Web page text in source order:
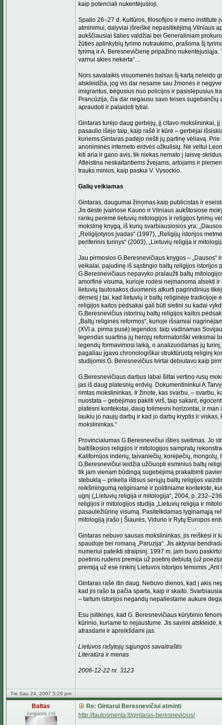
kaip potenciali nukentėjusioji.
Spalio 26–27 d. Kultūros, filosofijos ir meno institute
atminimui, dalyviai išreiškė nepasitikėjimą Vilniaus
aukščiausiai šalies valdžiai bei Generaliniam
žūties aplinkybių tyrimo nutraukimo, prašoma šį
tyrimą ir A. Beresnevičienę pripažino
varnui akies nekerta“…
Nors savalaikis visuomenės balsas šį kartą neleido
atskleidžia, jog vis dar nesame sau žmonės ir
imigrantus, bėgusius nuo policijos ir pasislėpusius
Prancūzija, čia dar negausu savo teises
apraudoti ir palaidoti tyliai.
Gintaras turėjo daug gerbėjų, jį citavo mokslininkai,
pasaulio išėjo taip, kaip rašė ir kūrė – gerbėjai
kuriems Gintaras padėjo nešti jų partinę vėliavą.
anoniminės interneto erdvės užkulisių. Ne veltui
kiti aria ir gano avis, tik niekas nemato į laisvę
Atleistina neskaitantiems žvejams, artojams ir
trauks minios, kaip pas­kui V. Vysockio.
Galių veikiamas
Gintaras, daugumai žinomas kaip publicistas ir
Jis dėstė įvairiose Kauno ir Vilniaus aukštosiose
rankų perėmė lietuvių mitologijos ir religijos tyrimų
mokslinę knygą, iš kurių svarbiausiosios yra:
„Religijotyros įvadas“ (1997), „Religijų istorijos
periferinis turinys“ (2003), „Lietuvių religija ir
Jau pirmosios G.Beresnevičiaus knygos –
veikalai, pajudinę iš sąstingio baltų religijos istorijos
G.Beresnevičiaus nepavyko pralaužti baltų
amorfinė visuma, kurioje rodėsi neįmanoma atsekti
lietuvių tautosakos duomenis atkurti pagrindinius
dėmesį į tai, kad lietuvių ir baltų religinėje tradicijoje
religijos kaitos pėdsakai gali būti sietini su kadai
G.Beresnevičius istorinių baltų religijos kaitos
„Baltų religinės reformos“, kurioje išsamiai
(XVI a. pirma pusė) legendos: taip vadinamas
legendas suartina jų herojų reformatoriški veiksmai
legendų formavimosi laiką, o analizuodamas jų
pagaliau įgavo chronologiškai struktūruotą religinį
studijomis G. Beresnevičius tvirtai debiutavo kaip
G.Beresnevičiaus darbus labai šiltai vertino rusų
jas iš daug platesnių erdvių. Dokumentininkui
rimtas mokslininkas. Ir žinote, kas svarbu, – svarbu,
nuostata – gebėjimas pakilti virš, taip sakant,
platesni kontekstai, daug tolimesni horizontai, ir
laukiu jo naujų darbų ir kad jo darbų kryptis ir
mokslininkas.“
Provincialumas G.Beresnevičiui išties svetimas. Jo
baltiškosios religijos ir mitologijos sampratų
Kalifornijos indėnų, taivaniečių, korėjiečių,
G.Beresnevičiui leidžia užčiuopti esminius baltų
tik jam vienam būdingą sugebėjimą prakalbinti
stebuklą – prikelia ištisus senųjų baltų religijos
reikšmingumą religiniame ir politiniame kontekste,
ugnį („Lietuvių religija ir mitologija“, 2004, p.
religijos ir mitologijos studija „Lietuvių religija ir
pasaulėžiūrinę visumą. Pasitelkdamas lyginamąją
mitologiją įrašo į Šiaurės, Vidurio ir Rytų Europos
Gintaras nebuvo sausas mokslininkas, jis reiškėsi ir
spaudoje bei romaną „Paruzija“. Jis aktyviai
numeriui pateikti straipsnį. 1997 m. jam buvo
poetinio rudens premija už poetinį debiutą (už
premiją už esė rinkinį Lietuvos istorijos temomis „Ant
Gintaras rašė itin daug. Nebuvo dienos, kad į akis
kad jis rašo ta pačia sparta, kaip ir skaito.
– tartum istorijos negandų nepaliestame aukure
Esu įsitikinęs, kad G. Beresnevičiaus kūrybinio
kūrinio, kuriame to nejaustume. Jis savimi
atrasdami ir apreikšdami jas.
Lietuvos rašytojų sąjungos savaitraštis
Literatūra ir menas
2006-12-22 nr. 3123
Tre Sau 24, 2007 5:29 pm
Baltas
Jungiantis (-ti)
Re: Gintarui Beresnevičiui atminti
http://tautosmenta.lt/gintaras-beresnevicius/